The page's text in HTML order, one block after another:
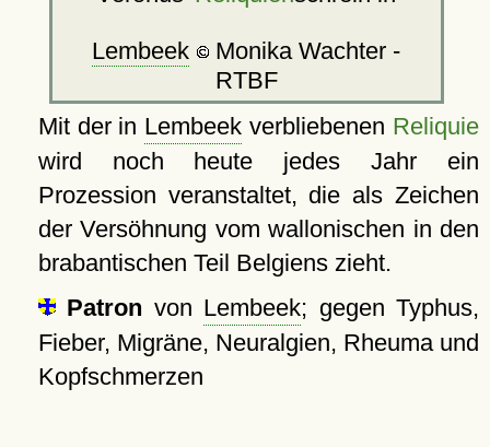
Lembeek
Monika Wachter -
RTBF
Mit der in Lembeek verbliebenen Reliquie
wird noch heute jedes Jahr ein
Prozession veranstaltet, die als Zeichen
der Versöhnung vom wallonischen in den
brabantischen Teil Belgiens zieht.
Patron von Lembeek; gegen Typhus,
Fieber, Migräne, Neuralgien, Rheuma und
Kopfschmerzen